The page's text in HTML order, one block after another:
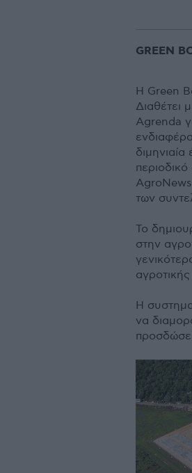
GREEN
H Green
∆ιαθέτει
Agrenda
των
Το
στην
Η
να